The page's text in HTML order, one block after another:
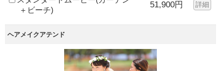
＋ビーチ)
51,900円 詳細
ヘアメイクアテンド